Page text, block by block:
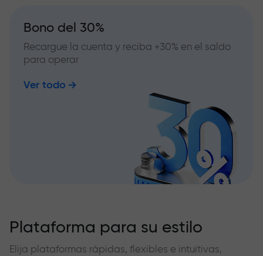
Bono del 30%
Recargue la cuenta y reciba +30% en el saldo
para operar
Ver todo
Plataforma para su estilo
Elija plataformas rápidas, flexibles e intuitivas,